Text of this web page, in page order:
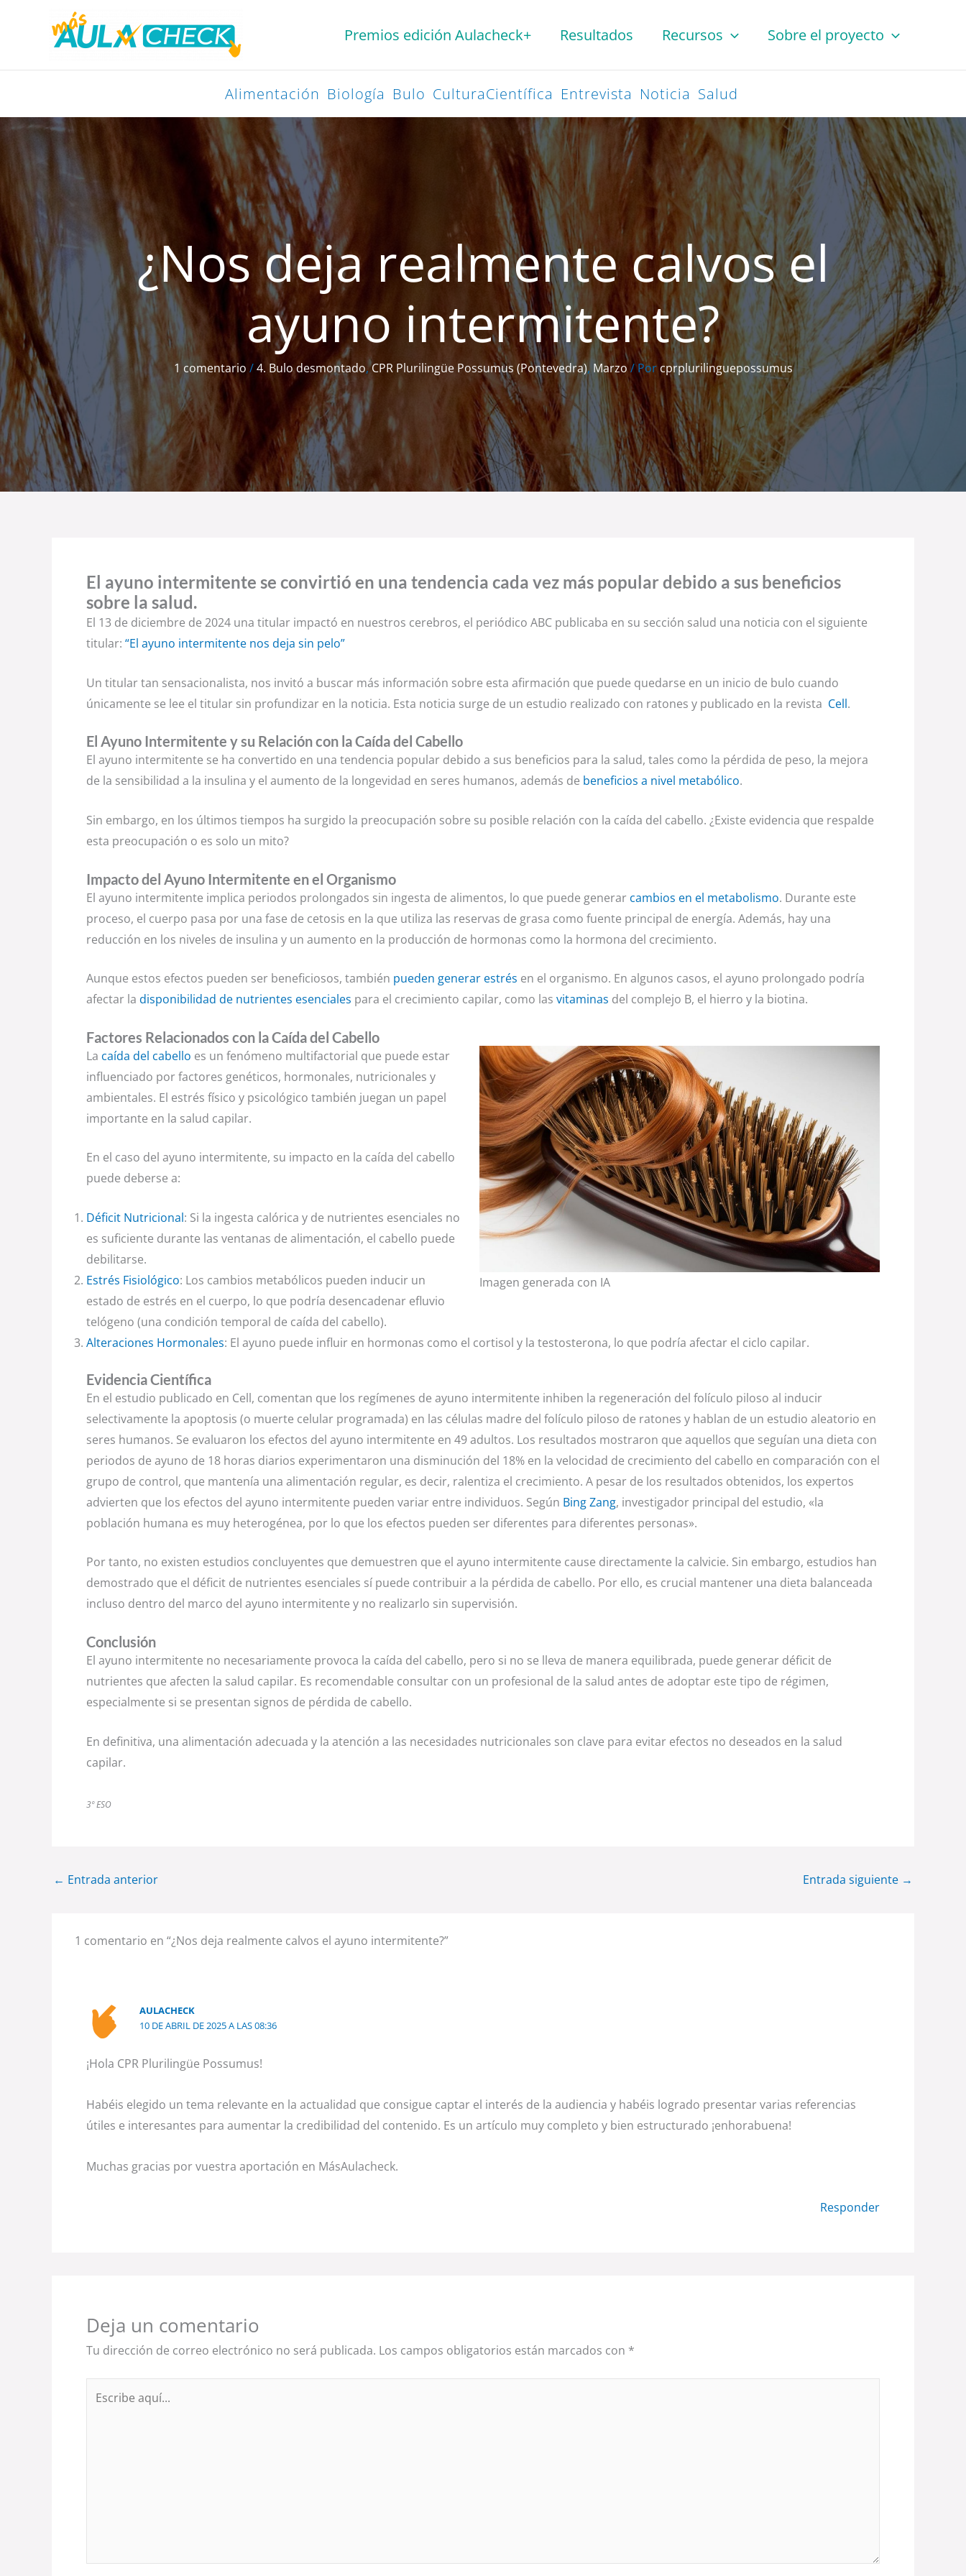
contenido
Premios edición Aulacheck+ Resultados Recursos Sobre el proyecto
Alimentación Biología Bulo CulturaCientífica Entrevista Noticia Salud
¿Nos deja realmente calvos el
ayuno intermitente?
1 comentario /4. Bulo desmontado,CPR Plurilingüe Possumus (Pontevedra), Marzo/ Porcprplurilinguepossumus
El ayuno intermitente se convirtió en una tendencia cada vez más popular debido a sus beneficios
sobre la salud.
El 13 de diciembre de 2024 una titular impactó en nuestros cerebros, el periódico ABC publicaba en su sección salud una noticia con el siguiente
titular: “El ayuno intermitente nos deja sin pelo”
Un titular tan sensacionalista, nos invitó a buscar más información sobre esta afirmación que puede quedarse en un inicio de bulo cuando
únicamente se lee el titular sin profundizar en la noticia. Esta noticia surge de un estudio realizado con ratones y publicado en la revista Cell.
El Ayuno Intermitente y su Relación con la Caída del Cabello
El ayuno intermitente se ha convertido en una tendencia popular debido a sus beneficios para la salud, tales como la pérdida de peso, la mejora
de la sensibilidad a la insulina y el aumento de la longevidad en seres humanos, además de beneficios a nivel metabólico.
Sin embargo, en los últimos tiempos ha surgido la preocupación sobre su posible relación con la caída del cabello. ¿Existe evidencia que respalde
esta preocupación o es solo un mito?
Impacto del Ayuno Intermitente en el Organismo
El ayuno intermitente implica periodos prolongados sin ingesta de alimentos, lo que puede generar cambios en el metabolismo. Durante este
proceso, el cuerpo pasa por una fase de cetosis en la que utiliza las reservas de grasa como fuente principal de energía. Además, hay una
reducción en los niveles de insulina y un aumento en la producción de hormonas como la hormona del crecimiento.
Aunque estos efectos pueden ser beneficiosos, también pueden generar estrés en el organismo. En algunos casos, el ayuno prolongado podría
afectar la disponibilidad de nutrientes esenciales para el crecimiento capilar, como las vitaminas del complejo B, el hierro y la biotina.
Factores Relacionados con la Caída del Cabello
Imagen generada con IA
La caída del cabello es un fenómeno multifactorial que puede estar
influenciado por factores genéticos, hormonales, nutricionales y
ambientales. El estrés físico y psicológico también juegan un papel
importante en la salud capilar.
En el caso del ayuno intermitente, su impacto en la caída del cabello
puede deberse a:
Déficit Nutricional: Si la ingesta calórica y de nutrientes esenciales no
es suficiente durante las ventanas de alimentación, el cabello puede
debilitarse.
Estrés Fisiológico: Los cambios metabólicos pueden inducir un
estado de estrés en el cuerpo, lo que podría desencadenar efluvio
telógeno (una condición temporal de caída del cabello).
Alteraciones Hormonales: El ayuno puede influir en hormonas como el cortisol y la testosterona, lo que podría afectar el ciclo capilar.
Evidencia Científica
En el estudio publicado en Cell, comentan que los regímenes de ayuno intermitente inhiben la regeneración del folículo piloso al inducir
selectivamente la apoptosis (o muerte celular programada) en las células madre del folículo piloso de ratones y hablan de un estudio aleatorio en
seres humanos. Se evaluaron los efectos del ayuno intermitente en 49 adultos. Los resultados mostraron que aquellos que seguían una dieta con
periodos de ayuno de 18 horas diarios experimentaron una disminución del 18% en la velocidad de crecimiento del cabello en comparación con el
grupo de control, que mantenía una alimentación regular, es decir, ralentiza el crecimiento. A pesar de los resultados obtenidos, los expertos
advierten que los efectos del ayuno intermitente pueden variar entre individuos. Según Bing Zang, investigador principal del estudio, «la
población humana es muy heterogénea, por lo que los efectos pueden ser diferentes para diferentes personas».
Por tanto, no existen estudios concluyentes que demuestren que el ayuno intermitente cause directamente la calvicie. Sin embargo, estudios han
demostrado que el déficit de nutrientes esenciales sí puede contribuir a la pérdida de cabello. Por ello, es crucial mantener una dieta balanceada
incluso dentro del marco del ayuno intermitente y no realizarlo sin supervisión.
Conclusión
El ayuno intermitente no necesariamente provoca la caída del cabello, pero si no se lleva de manera equilibrada, puede generar déficit de
nutrientes que afecten la salud capilar. Es recomendable consultar con un profesional de la salud antes de adoptar este tipo de régimen,
especialmente si se presentan signos de pérdida de cabello.
En definitiva, una alimentación adecuada y la atención a las necesidades nutricionales son clave para evitar efectos no deseados en la salud
capilar.
3º ESO
← Entrada anterior Entrada siguiente →
1 comentario en “¿Nos deja realmente calvos el ayuno intermitente?”
AULACHECK
10 DE ABRIL DE 2025 A LAS 08:36
¡Hola CPR Plurilingüe Possumus!
Habéis elegido un tema relevante en la actualidad que consigue captar el interés de la audiencia y habéis logrado presentar varias referencias
útiles e interesantes para aumentar la credibilidad del contenido. Es un artículo muy completo y bien estructurado ¡enhorabuena!
Muchas gracias por vuestra aportación en MásAulacheck.
Responder
Deja un comentario
Tu dirección de correo electrónico no será publicada. Los campos obligatorios están marcados con *